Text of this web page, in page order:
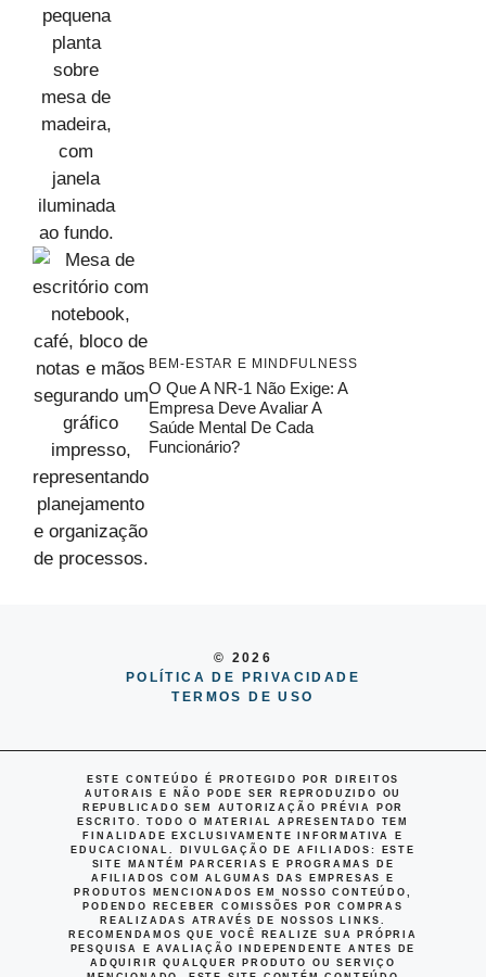
BEM-ESTAR E MINDFULNESS
O Que A NR-1 Não Exige: A
Empresa Deve Avaliar A
Saúde Mental De Cada
Funcionário?
© 2026
POLÍTICA DE PRIVACIDADE
TERMOS DE USO
ESTE CONTEÚDO É PROTEGIDO POR DIREITOS
AUTORAIS E NÃO PODE SER REPRODUZIDO OU
REPUBLICADO SEM AUTORIZAÇÃO PRÉVIA POR
ESCRITO. TODO O MATERIAL APRESENTADO TEM
FINALIDADE EXCLUSIVAMENTE INFORMATIVA E
EDUCACIONAL.
DIVULGAÇÃO DE AFILIADOS : ESTE
SITE MANTÉM PARCERIAS E PROGRAMAS DE
AFILIADOS COM ALGUMAS DAS EMPRESAS E
PRODUTOS MENCIONADOS EM NOSSO CONTEÚDO,
PODENDO RECEBER COMISSÕES POR COMPRAS
REALIZADAS ATRAVÉS DE NOSSOS LINKS.
RECOMENDAMOS QUE VOCÊ REALIZE SUA PRÓPRIA
PESQUISA E AVALIAÇÃO INDEPENDENTE ANTES DE
ADQUIRIR QUALQUER PRODUTO OU SERVIÇO